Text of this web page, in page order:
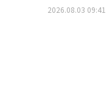
2026.08.03 09:41